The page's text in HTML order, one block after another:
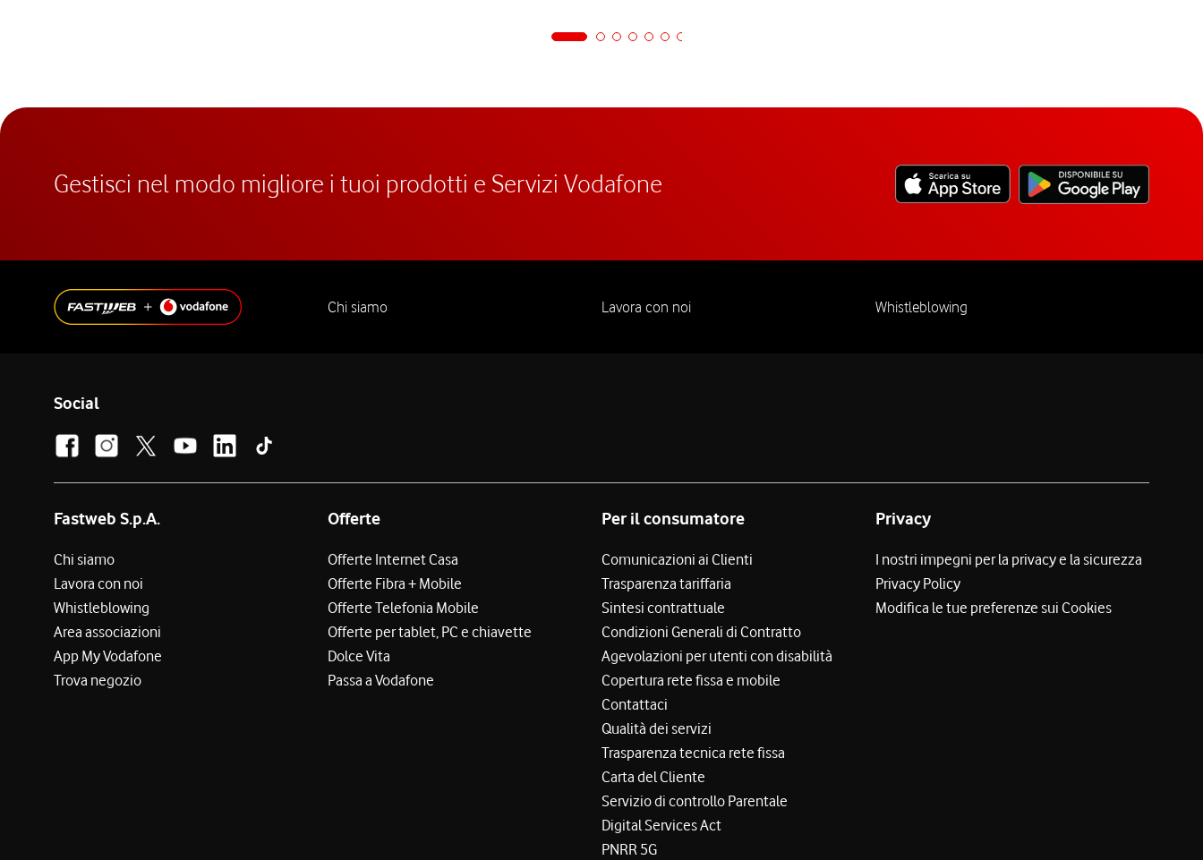
Gestisci nel modo migliore i tuoi prodotti e Servizi Vodafone
Chi siamo Lavora con noi Whistleblowing
Social
Fastweb S.p.A.
Chi siamo
Lavora con noi
Whistleblowing
Area associazioni
App My Vodafone
Trova negozio
Offerte
Offerte Internet Casa
Offerte Fibra + Mobile
Offerte Telefonia Mobile
Offerte per tablet, PC e chiavette
Dolce Vita
Passa a Vodafone
Per il consumatore
Comunicazioni ai Clienti
Trasparenza tariffaria
Sintesi contrattuale
Condizioni Generali di Contratto
Agevolazioni per utenti con disabilità
Copertura rete fissa e mobile
Contattaci
Qualità dei servizi
Trasparenza tecnica rete fissa
Carta del Cliente
Servizio di controllo Parentale
Digital Services Act
PNRR 5G
Privacy
I nostri impegni per la privacy e la sicurezza
Privacy Policy
Modifica le tue preferenze sui Cookies